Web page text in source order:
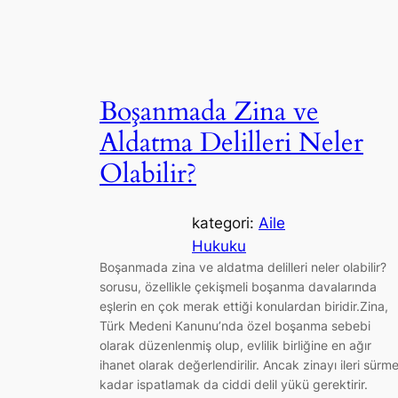
Boşanmada Zina ve
Aldatma Delilleri Neler
Olabilir?
kategori: Aile
Hukuku
Boşanmada zina ve aldatma delilleri neler olabilir?
sorusu, özellikle çekişmeli boşanma davalarında
eşlerin en çok merak ettiği konulardan biridir.Zina,
Türk Medeni Kanunu’nda özel boşanma sebebi
olarak düzenlenmiş olup, evlilik birliğine en ağır
ihanet olarak değerlendirilir. Ancak zinayı ileri
kadar ispatlamak da ciddi delil yükü gerektirir.